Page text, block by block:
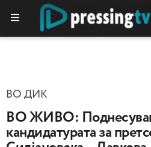
ВО ДИК
ВО ЖИВО:
кандидатурата за